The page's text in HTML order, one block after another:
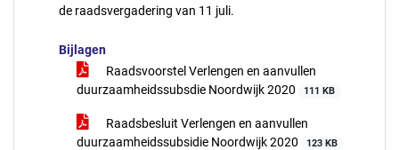
de raadsvergadering van 11 juli.
Bijlagen
Raadsvoorstel Verlengen en aanvullen
duurzaamheidssubsdie Noordwijk 2020
111 KB
Raadsbesluit Verlengen en aanvullen
duurzaamheidssubsidie Noordwijk 2020
123 KB